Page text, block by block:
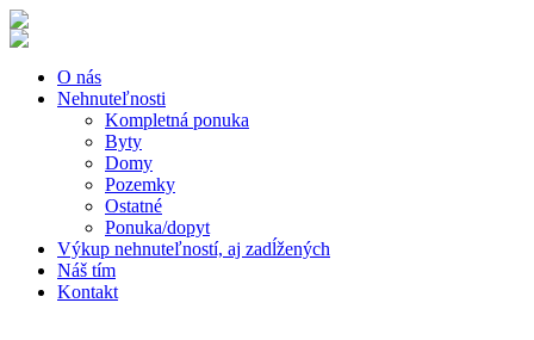
O nás
Nehnuteľnosti
Kompletná ponuka
Byty
Domy
Pozemky
Ostatné
Ponuka/dopyt
Výkup nehnuteľností, aj zadĺžených
Náš tím
Kontakt